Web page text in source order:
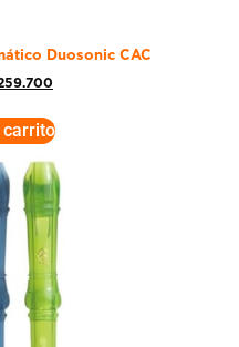
Duosonic CAC
carrito